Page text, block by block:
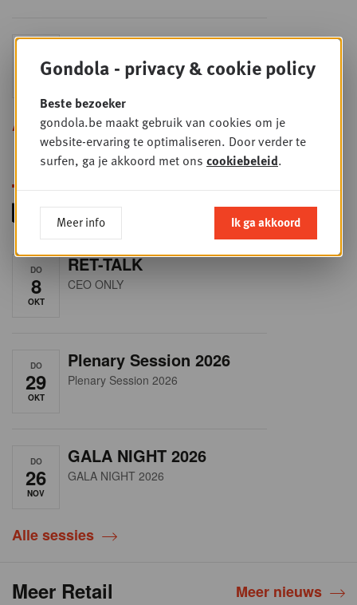
24
Sales & nego Summit
2026
Sales & Nego summit 2026
Alle opleidingen
DO
8
OKT
RET-TALK
CEO ONLY
DO
29
OKT
Plenary Session 2026
Plenary Session 2026
DO
26
NOV
GALA NIGHT 2026
GALA NIGHT 2026
Alle sessies
Meer Retail Meer nieuws
Gondola - privacy & cookie policy
Beste bezoeker
gondola.be maakt gebruik van cookies om je
website-ervaring te optimaliseren. Door verder te
surfen, ga je akkoord met ons cookiebeleid.
Meer info Ik ga akkoord